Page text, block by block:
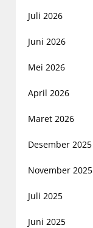
Juli 2026
Juni 2026
Mei 2026
April 2026
Maret 2026
Desember 2025
November 2025
Juli 2025
Juni 2025